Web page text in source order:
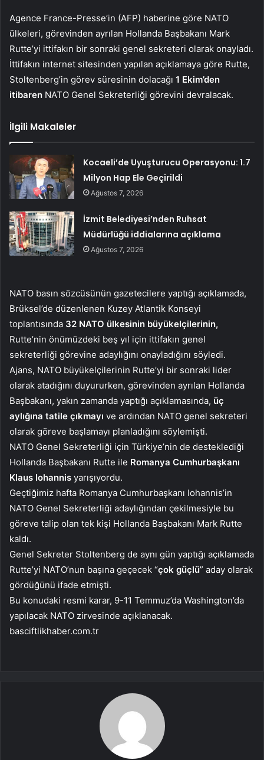
Agence France-Presse’in (AFP) haberine göre NATO
ülkeleri, görevinden ayrılan Hollanda Başbakanı Mark
Rutte’yi ittifakın bir sonraki genel sekreteri olarak onayladı.
İttifakın internet sitesinden yapılan açıklamaya göre Rutte,
Stoltenberg’in görev süresinin dolacağı 1 Ekim’den
itibaren NATO Genel Sekreterliği görevini devralacak.
İlgili Makaleler
Kocaeli’de Uyuşturucu Operasyonu: 1.7
Milyon Hap Ele Geçirildi
Ağustos 7, 2026
İzmit Belediyesi’nden Ruhsat
Müdürlüğü iddialarına açıklama
Ağustos 7, 2026
NATO basın sözcüsünün gazetecilere yaptığı açıklamada,
Brüksel’de düzenlenen Kuzey Atlantik Konseyi
toplantısında 32 NATO ülkesinin büyükelçilerinin,
Rutte’nin önümüzdeki beş yıl için ittifakın genel
sekreterliği görevine adaylığını onayladığını söyledi.
Ajans, NATO büyükelçilerinin Rutte’yi bir sonraki lider
olarak atadığını duyururken, görevinden ayrılan Hollanda
Başbakanı, yakın zamanda yaptığı açıklamasında, üç
aylığına tatile çıkmayı ve ardından NATO genel sekreteri
olarak göreve başlamayı planladığını söylemişti.
NATO Genel Sekreterliği için Türkiye’nin de desteklediği
Hollanda Başbakanı Rutte ile Romanya Cumhurbaşkanı
Klaus Iohannis yarışıyordu.
Geçtiğimiz hafta Romanya Cumhurbaşkanı Iohannis’in
NATO Genel Sekreterliği adaylığından çekilmesiyle bu
göreve talip olan tek kişi Hollanda Başbakanı Mark Rutte
kaldı.
Genel Sekreter Stoltenberg de aynı gün yaptığı açıklamada
Rutte’yi NATO’nun başına geçecek “çok güçlü” aday olarak
gördüğünü ifade etmişti.
Bu konudaki resmi karar, 9-11 Temmuz’da Washington’da
yapılacak NATO zirvesinde açıklanacak.
basciftlikhaber.com.tr